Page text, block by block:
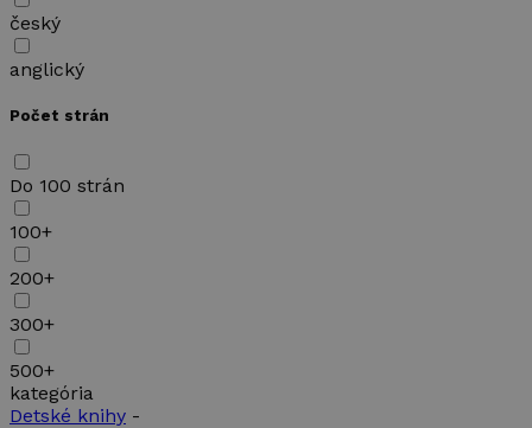
český
anglický
Počet strán
Do 100 strán
100+
200+
300+
500+
kategória
Detské knihy -